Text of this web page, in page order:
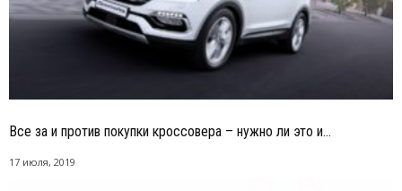
Все за и против покупки кроссовера – нужно ли это и...
17 июля, 2019